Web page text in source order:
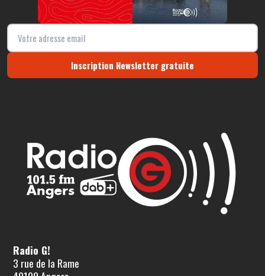
Inscription Newsletter gratuite
Radio G!
3 rue de la Rame